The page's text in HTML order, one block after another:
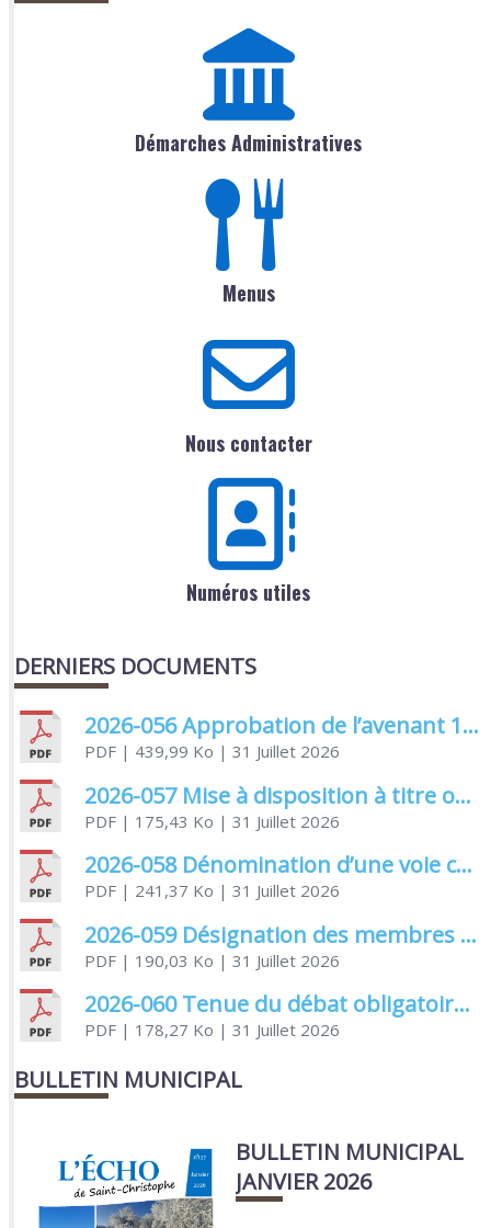
Démarches Administratives
Menus
Nous contacter
Numéros utiles
DERNIERS DOCUMENTS
2026-056 Approbation de l’avenant 1 à la convention de l’aide au titre du fonds de concours de la CDA
PDF| 439,99 Ko | 31 Juillet 2026
2026-057 Mise à disposition à titre onéreux des salles communales
PDF| 175,43 Ko | 31 Juillet 2026
2026-058 Dénomination d’une voie communale
PDF| 241,37 Ko | 31 Juillet 2026
2026-059 Désignation des membres élus et non élus siégeant à la commission électorale
PDF| 190,03 Ko | 31 Juillet 2026
2026-060 Tenue du débat obligatoire relatif à la protection sociale complémentaire
PDF| 178,27 Ko | 31 Juillet 2026
BULLETIN MUNICIPAL
BULLETIN MUNICIPAL
JANVIER 2026